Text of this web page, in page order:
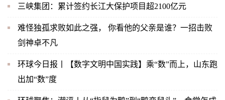
三峡集团：累计签约长江大保护项目超2100亿元
难怪独孤求败如此之强， 你看他的父亲是谁？一招击败
剑神卓不凡
环球今日报丨【数字文明中国实践】乘“数”而上，山东跑
出加“数”度